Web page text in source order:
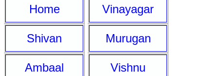
Home Vinayagar
Shivan Murugan
Ambaal Vishnu